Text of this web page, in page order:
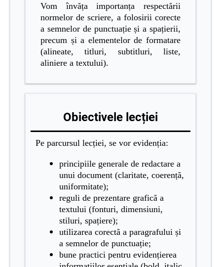
Vom învăța importanța respectării
normelor de scriere, a folosirii corecte
a semnelor de punctuație și a spațierii,
precum și a elementelor de formatare
(alineate, titluri, subtitluri, liste,
aliniere a textului).
Obiectivele lecției
Pe parcursul lecției, se vor evidenția:
principiile generale de redactare a
unui document (claritate, coerență,
uniformitate);
reguli de prezentare grafică a
textului (fonturi, dimensiuni,
stiluri, spațiere);
utilizarea corectă a paragrafului și
a semnelor de punctuație;
bune practici pentru evidențierea